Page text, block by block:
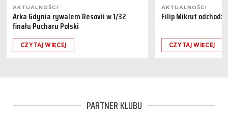
AKTUALNOŚCI
Arka Gdynia rywalem Resovii w 1/32
finału Pucharu Polski
CZYTAJ WIĘCEJ
AKTUALNOŚCI
Filip Mikrut
CZYTAJ WIĘCEJ
PARTNER KLUBU